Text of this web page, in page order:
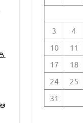
3
4
10
11
17
18
24
25
31